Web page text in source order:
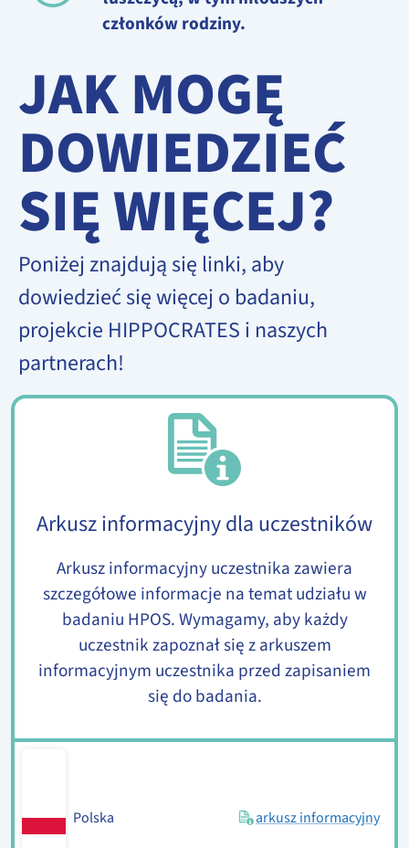
członków rodziny.
JAK MOGĘ
DOWIEDZIEĆ
SIĘ WIĘCEJ?
Poniżej znajdują się linki, aby
dowiedzieć się więcej o badaniu,
projekcie HIPPOCRATES i naszych
partnerach!
Arkusz informacyjny dla uczestników
Arkusz informacyjny uczestnika zawiera
szczegółowe informacje na temat udziału w
badaniu HPOS. Wymagamy, aby każdy
uczestnik zapoznał się z arkuszem
informacyjnym uczestnika przed zapisaniem
się do badania.
Polska arkusz informacyjny